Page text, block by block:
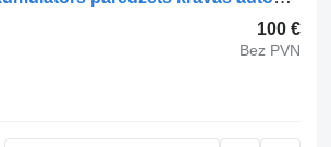
100 €
Bez PVN